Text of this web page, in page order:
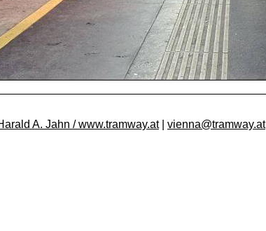
A. Jahn / www.tramway.at| vienna@tramway.at